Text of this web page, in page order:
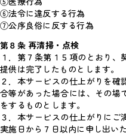
⑥法令に違反する行為
⑦公序良俗に反する行為
第８条 再清掃・点検
１．第７条第１５項のとおり
提供は完了したものとします。
２．本サービスの仕上がりを
合等があった場合には、その場
をするものとします。
３．本サービスの仕上がりに
実施日から７日以内に申し出い